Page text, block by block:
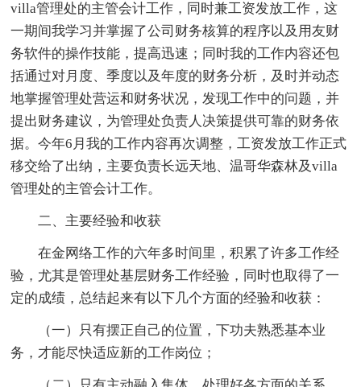
villa管理处的主管会计工作，同时兼工资发放工作，这
一期间我学习并掌握了公司财务核算的程序以及用友财
务软件的操作技能，提高迅速；同时我的工作内容还包
括通过对月度、季度以及年度的财务分析，及时并动态
地掌握管理处营运和财务状况，发现工作中的问题，并
提出财务建议，为管理处负责人决策提供可靠的财务依
据。今年6月我的工作内容再次调整，工资发放工作正式
移交给了出纳，主要负责长远天地、温哥华森林及villa
管理处的主管会计工作。
二、主要经验和收获
在金网络工作的六年多时间里，积累了许多工作经
验，尤其是管理处基层财务工作经验，同时也取得了一
定的成绩，总结起来有以下几个方面的经验和收获：
（一）只有摆正自己的位置，下功夫熟悉基本业
务，才能尽快适应新的工作岗位；